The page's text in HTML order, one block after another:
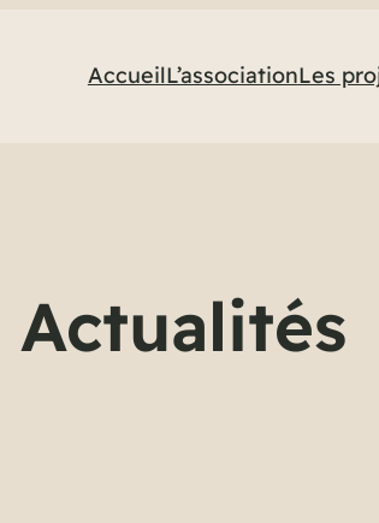
AccueilL’associationLes
Actualités